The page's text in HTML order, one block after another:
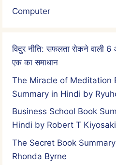
Computer
विदुर नीति: सफलता रोकने वाली
एक का समाधान
The Miracle of Meditation
Summary in Hindi by
Business School Book
Hindi by Robert T Kiyosaki
The Secret Book
Rhonda Byrne